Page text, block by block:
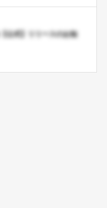
公式】リリースのお知